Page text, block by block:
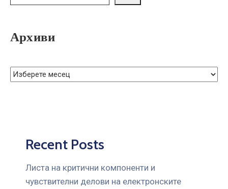
Архиви
Recent Posts
Листа на критични компоненти и
чувствителни делови на електронските